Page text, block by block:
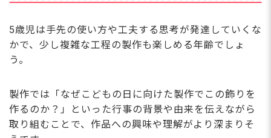
5歳児は手先の使い方や工夫する思考が発達していくな
かで、少し複雑な工程の製作も楽しめる年齢でしょ
う。
製作では「なぜこどもの日に向けた製作でこの飾りを
作るのか？」といった行事の背景や由来を伝えながら
取り組むことで、作品への興味や理解がより深まりそ